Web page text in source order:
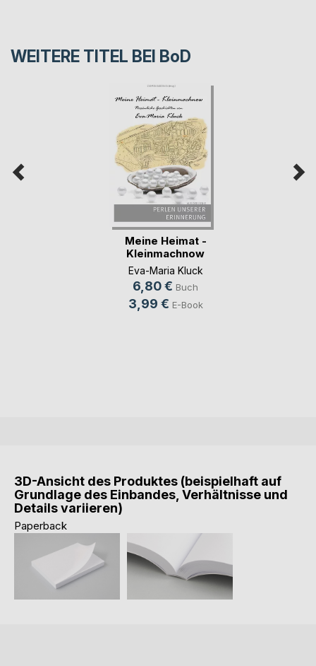
WEITERE TITEL BEI BoD
Meine Heimat -
Kleinmachnow
Eva-Maria Kluck
6,80 € Buch
3,99 € E-Book
3D-Ansicht des Produktes (beispielhaft auf
Grundlage des Einbandes, Verhältnisse und
Details variieren)
Paperback